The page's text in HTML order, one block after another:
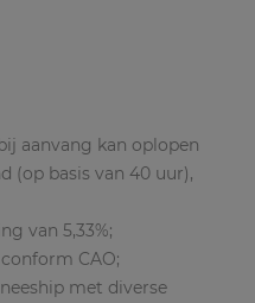
aanvang kan oplopen
(op basis van 40 uur),
van 5,33%;
CAO;
met diverse